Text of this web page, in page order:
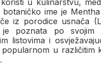
botaničko ime je
iz porodice usnača
je poznata po svojim
listovima i
popularnom u različitim